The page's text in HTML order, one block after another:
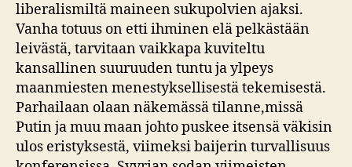
liberalismiltä maineen sukupolvien ajaksi.
Vanha totuus on etti ihminen elä pelkästään
leivästä, tarvitaan vaikkapa kuviteltu
kansallinen suuruuden tuntu ja ylpeys
maanmiesten menestyksellisestä tekemisestä.
Parhailaan olaan näkemässä tilanne,missä
Putin ja muu maan johto puskee itsensä väkisin
ulos eristyksestä, viimeksi baijerin turvallisuus